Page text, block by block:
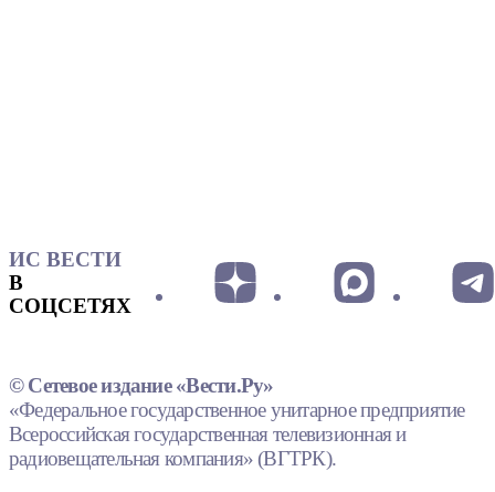
ИС ВЕСТИ
В
СОЦСЕТЯХ
© Сетевое издание «Вести.Ру»
«Федеральное государственное унитарное предприятие
Всероссийская государственная телевизионная и
радиовещательная компания» (ВГТРК).